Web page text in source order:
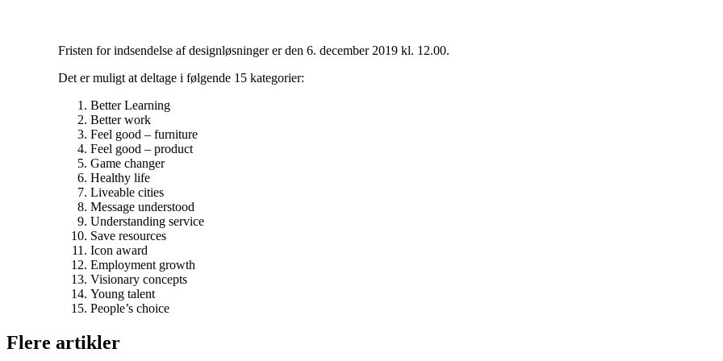
Fristen for indsendelse af designløsninger er den 6. december 2019 kl. 12.00.
Det er muligt at deltage i følgende 15 kategorier:
Better Learning
Better work
Feel good – furniture
Feel good – product
Game changer
Healthy life
Liveable cities
Message understood
Understanding service
Save resources
Icon award
Employment growth
Visionary concepts
Young talent
People’s choice
Flere artikler